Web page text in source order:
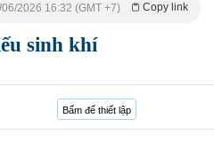
Copy link
06/2026 16:32 (GMT +7)
sinh khí
Bấm để thiết lập